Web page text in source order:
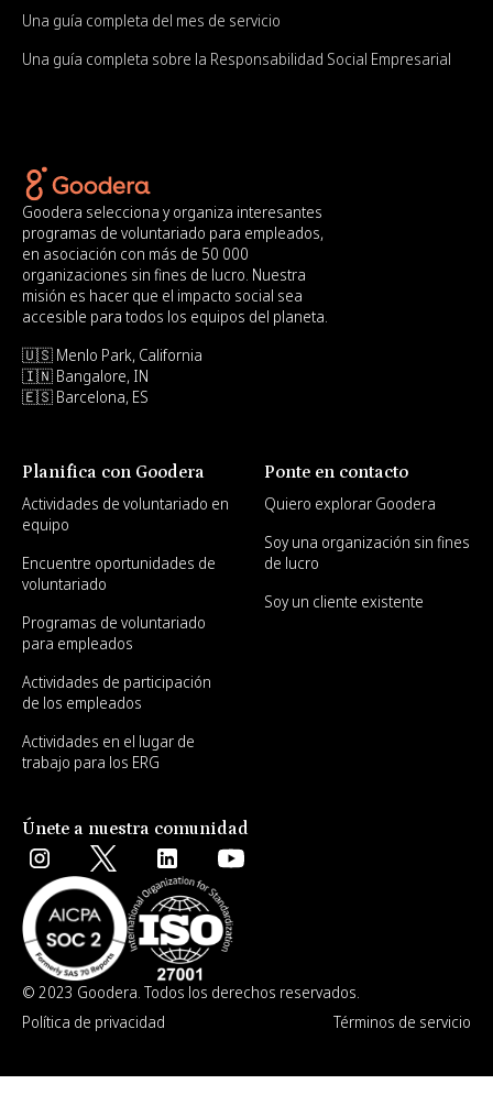
Una guía completa del mes de servicio
Una guía completa sobre la Responsabilidad Social Empresarial
Goodera selecciona y organiza interesantes
programas de voluntariado para empleados,
en asociación con más de 50 000
organizaciones sin fines de lucro. Nuestra
misión es hacer que el impacto social sea
accesible para todos los equipos del planeta.
🇺🇸 Menlo Park, California
🇮🇳 Bangalore, IN
🇪🇸 Barcelona, ES
Planifica con Goodera
Actividades de voluntariado en
equipo
Encuentre oportunidades de
voluntariado
Programas de voluntariado
para empleados
Actividades de participación
de los empleados
Actividades en el lugar de
trabajo para los ERG
Ponte en contacto
Quiero explorar Goodera
Soy una organización sin fines
de lucro
Soy un cliente existente
Únete a nuestra comunidad
© 2023 Goodera. Todos los derechos reservados.
Política de privacidad
Términos de servicio